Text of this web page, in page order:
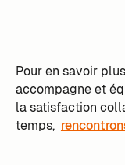
Pour en savoir
accompagne et
la satisfaction
temps,